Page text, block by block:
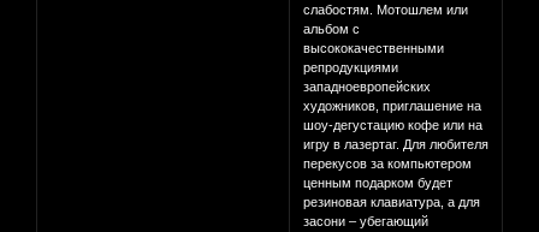
слабостям. Мотошлем или
альбом с
высококачественными
репродукциями
западноевропейских
художников, приглашение на
шоу-дегустацию кофе или на
игру в лазертаг. Для любителя
перекусов за компьютером
ценным подарком будет
резиновая клавиатура, а для
засони – убегающий